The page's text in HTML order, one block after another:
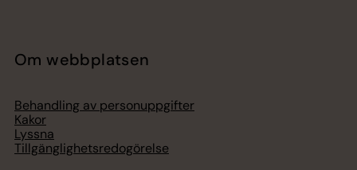
Om webbplatsen
Behandling av personuppgifter
Kakor
Lyssna
Tillgänglighetsredogörelse